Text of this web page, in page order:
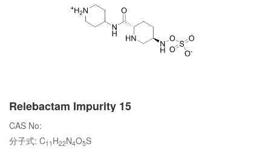
Relebactam Impurity 15
CAS No:
分子式: C11 H22N4O5S